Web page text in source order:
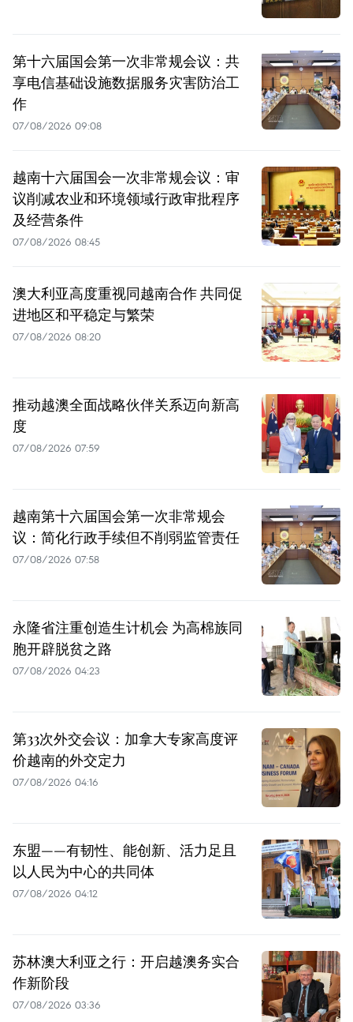
第十六届国会第一次非常规会议：共
享电信基础设施数据服务灾害防治工
作
07/08/2026 09:08
越南十六届国会一次非常规会议：审
议削减农业和环境领域行政审批程序
及经营条件
07/08/2026 08:45
澳大利亚高度重视同越南合作 共同促
进地区和平稳定与繁荣
07/08/2026 08:20
推动越澳全面战略伙伴关系迈向新高
度
07/08/2026 07:59
越南第十六届国会第一次非常规会
议：简化行政手续但不削弱监管责任
07/08/2026 07:58
永隆省注重创造生计机会 为高棉族同
胞开辟脱贫之路
07/08/2026 04:23
第33次外交会议：加拿大专家高度评
价越南的外交定力
07/08/2026 04:16
东盟——有韧性、能创新、活力足且
以人民为中心的共同体
07/08/2026 04:12
苏林澳大利亚之行：开启越澳务实合
作新阶段
07/08/2026 03:36